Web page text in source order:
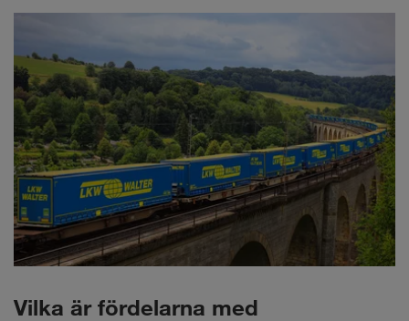
Vilka är fördelarna med